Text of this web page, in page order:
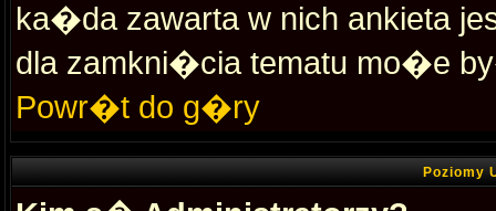
ka�da zawarta w nich ankieta
dla zamkni�cia tematu mo�e
Powr�t do g�ry
Poziomy